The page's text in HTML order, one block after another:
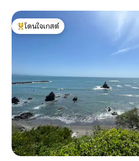
โดนใจเกสต์ที่สุด
โดนใจเกสต์